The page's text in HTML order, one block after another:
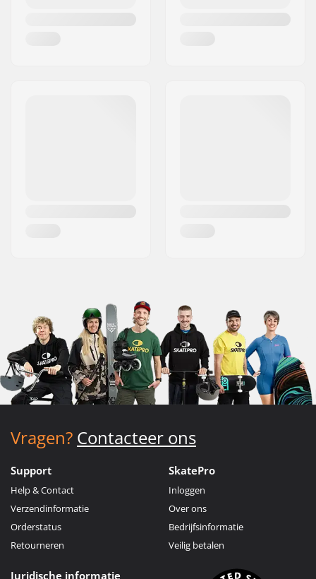
Vragen? Contacteer ons
Support
Help & Contact
Verzendinformatie
Orderstatus
Retourneren
SkatePro
Inloggen
Over ons
Bedrijfsinformatie
Veilig betalen
Juridische informatie